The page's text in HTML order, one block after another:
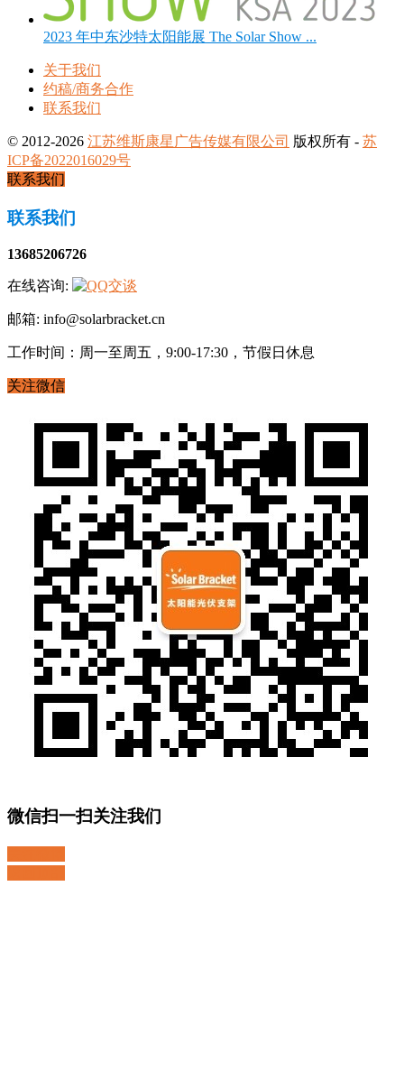
2023 年中东沙特太阳能展 The Solar Show ...
关于我们
约稿/商务合作
联系我们
© 2012-2026 江苏维斯康星广告传媒有限公司 版权所有 - 苏
ICP备2022016029号
联系我们
联系我们
13685206726
在线咨询:
邮箱: info@solarbracket.cn
工作时间：周一至周五，9:00-17:30，节假日休息
关注微信
微信扫一扫关注我们